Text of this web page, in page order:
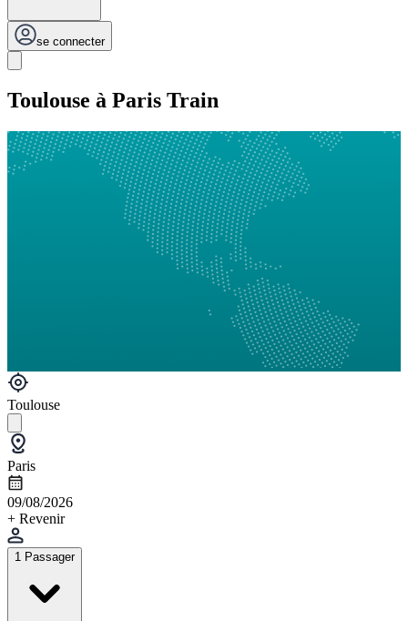
se connecter
Toulouse à Paris Train
Toulouse
Paris
09/08/2026
+ Revenir
1 Passager